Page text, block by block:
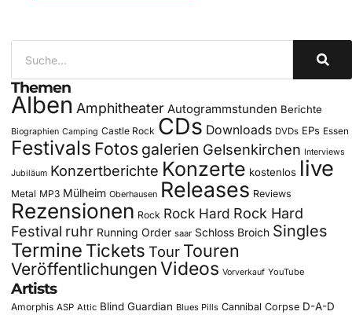
Themen
Alben Amphitheater Autogrammstunden Berichte
Biographien Camping Castle Rock CDs Downloads DVDs EPs Essen
Festivals Fotos galerien Gelsenkirchen Interviews
Jubiläum Konzertberichte Konzerte kostenlos live
Metal MP3 Mülheim Oberhausen Releases Reviews
Rezensionen Rock Rock Hard Rock Hard
Festival ruhr Running Order saar Schloss Broich Singles
Termine Tickets Tour Touren
Veröffentlichungen Videos Vorverkauf YouTube
Artists
Amorphis ASP Attic Blind Guardian Blues Pills Cannibal Corpse D-A-D